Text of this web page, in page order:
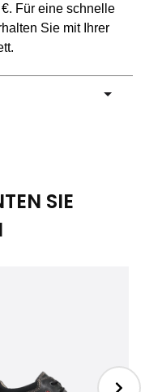
Für eine schnelle
Sie mit Ihrer
SIE